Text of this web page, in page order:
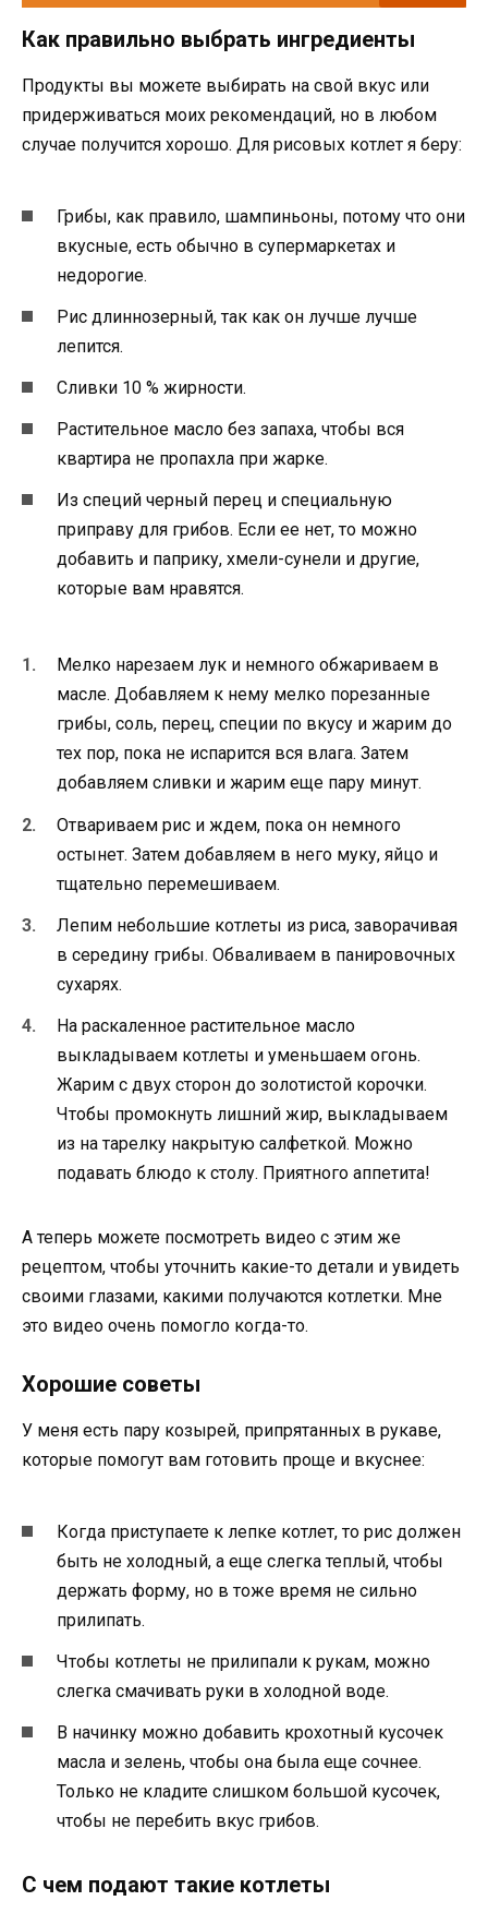
Как правильно выбрать ингредиенты
Продукты вы можете выбирать на свой вкус или
придерживаться моих рекомендаций, но в любом
случае получится хорошо. Для рисовых котлет я беру:
Грибы, как правило, шампиньоны, потому что они
вкусные, есть обычно в супермаркетах и
недорогие.
Рис длиннозерный, так как он лучше лучше
лепится.
Сливки 10 % жирности.
Растительное масло без запаха, чтобы вся
квартира не пропахла при жарке.
Из специй черный перец и специальную
приправу для грибов. Если ее нет, то можно
добавить и паприку, хмели-сунели и другие,
которые вам нравятся.
Мелко нарезаем лук и немного обжариваем в
масле. Добавляем к нему мелко порезанные
грибы, соль, перец, специи по вкусу и жарим до
тех пор, пока не испарится вся влага. Затем
добавляем сливки и жарим еще пару минут.
Отвариваем рис и ждем, пока он немного
остынет. Затем добавляем в него муку, яйцо и
тщательно перемешиваем.
Лепим небольшие котлеты из риса, заворачивая
в середину грибы. Обваливаем в панировочных
сухарях.
На раскаленное растительное масло
выкладываем котлеты и уменьшаем огонь.
Жарим с двух сторон до золотистой корочки.
Чтобы промокнуть лишний жир, выкладываем
из на тарелку накрытую салфеткой. Можно
подавать блюдо к столу. Приятного аппетита!
А теперь можете посмотреть видео с этим же
рецептом, чтобы уточнить какие-то детали и увидеть
своими глазами, какими получаются котлетки. Мне
это видео очень помогло когда-то.
Хорошие советы
У меня есть пару козырей, припрятанных в рукаве,
которые помогут вам готовить проще и вкуснее:
Когда приступаете к лепке котлет, то рис должен
быть не холодный, а еще слегка теплый, чтобы
держать форму, но в тоже время не сильно
прилипать.
Чтобы котлеты не прилипали к рукам, можно
слегка смачивать руки в холодной воде.
В начинку можно добавить крохотный кусочек
масла и зелень, чтобы она была еще сочнее.
Только не кладите слишком большой кусочек,
чтобы не перебить вкус грибов.
С чем подают такие котлеты